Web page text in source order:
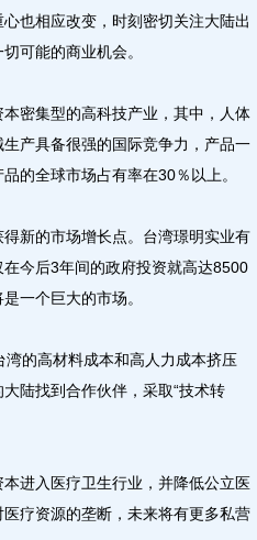
也相应改变，时刻密切关注大陆出
可能的商业机会。
密集型的高科技产业，其中，人体
产具备很强的国际竞争力，产品一
的全球市场占有率在30％以上。
新的市场增长点。台湾璟明实业有
今后3年间的政府投资就高达8500
一个巨大的市场。
的高材料成本和高人力成本挤压
陆找到合作伙伴，采取“技术转
进入医疗卫生行业，并降低公立医
疗资源的垄断，未来将有更多私营